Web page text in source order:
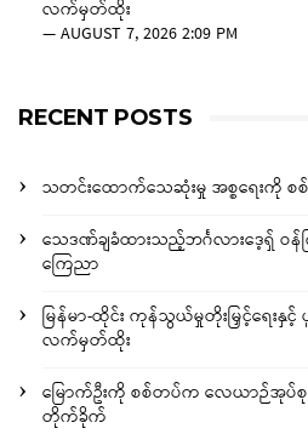
လက်မှတ်ထိုး
—AUGUST 7, 2026 2:09 PM
RECENT POSTS
သတင်းထောက်သေဆုံးမှု အစ္စရေးကို စစ်
သေဒဏ်ချခံထားသည့်ဘင်္ဂလားဒေ့ရှ် ဝန်
ကြေညာ
မြန်မာ-ထိုင်း ကုန်သွယ်မှုတိုးမြှင့်ရေးနှင့် ပူ
လက်မှတ်ထိုး
မြောက်ဦးကို စစ်တပ်က လေယာဉ်အုပ်စုဖ
တိုက်ခိုက်